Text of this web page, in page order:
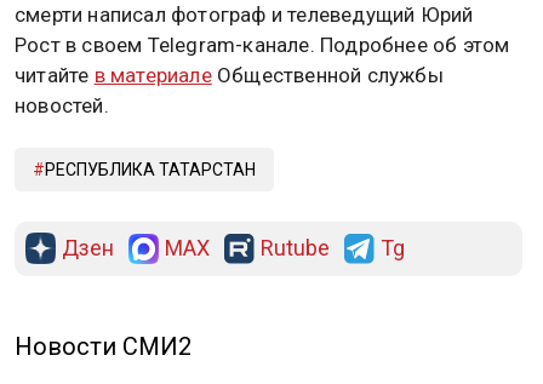
смерти написал фотограф и телеведущий Юрий
Рост в своем Telegram-канале. Подробнее об этом
читайте в материалеОбщественной службы
новостей.
РЕСПУБЛИКА ТАТАРСТАН
Дзен MAX Rutube Tg
Новости СМИ2